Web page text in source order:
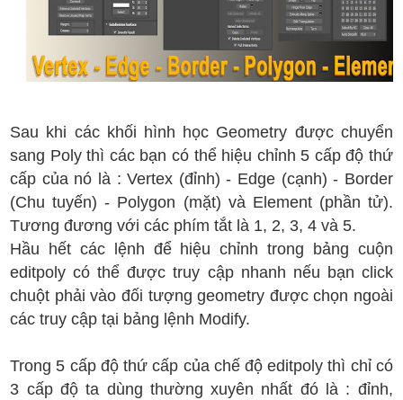
Sau khi các khối hình học Geometry được chuyển
sang Poly thì các bạn có thể hiệu chỉnh 5 cấp độ thứ
cấp của nó là : Vertex (đỉnh) - Edge (cạnh) - Border
(Chu tuyến) - Polygon (mặt) và Element (phần tử).
Tương đương với các phím tắt là 1, 2, 3, 4 và 5.
Hầu hết các lệnh để hiệu chỉnh trong bảng cuộn
editpoly có thể được truy cập nhanh nếu bạn click
chuột phải vào đối tượng geometry được chọn ngoài
các truy cập tại bảng lệnh Modify.
Trong 5 cấp độ thứ cấp của chế độ editpoly thì chỉ có
3 cấp độ ta dùng thường xuyên nhất đó là : đỉnh,